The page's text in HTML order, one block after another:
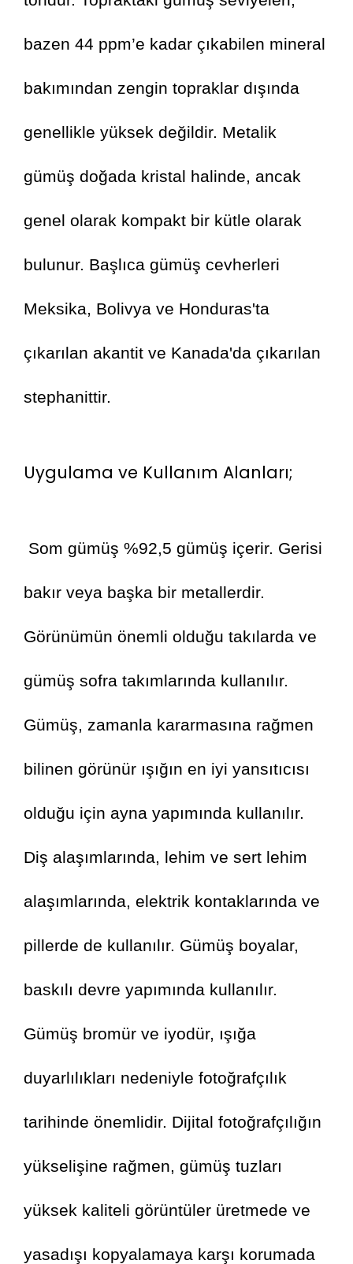
bazen 44 ppm’e kadar çıkabilen mineral
bakımından zengin topraklar dışında
genellikle yüksek değildir. Metalik
gümüş doğada kristal halinde, ancak
genel olarak kompakt bir kütle olarak
bulunur. Başlıca gümüş cevherleri
Meksika, Bolivya ve Honduras'ta
çıkarılan akantit ve Kanada'da çıkarılan
stephanittir.
Uygulama ve Kullanım Alanları;
bakır veya başka bir metallerdir.
Görünümün önemli olduğu takılarda ve
gümüş sofra takımlarında kullanılır.
Gümüş, zamanla kararmasına rağmen
bilinen görünür ışığın en iyi yansıtıcısı
olduğu için ayna yapımında kullanılır.
Diş alaşımlarında, lehim ve sert lehim
alaşımlarında, elektrik kontaklarında ve
pillerde de kullanılır. Gümüş boyalar,
baskılı devre yapımında kullanılır.
Gümüş bromür ve iyodür, ışığa
duyarlılıkları nedeniyle fotoğrafçılık
tarihinde önemlidir. Dijital fotoğrafçılığın
yükselişine rağmen, gümüş tuzları
yüksek kaliteli görüntüler üretmede ve
yasadışı kopyalamaya karşı korumada